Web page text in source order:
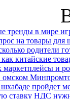
тренды в мире
на товары для
родители
китайские
маркетплейсы и
пройдет
ставку НДС